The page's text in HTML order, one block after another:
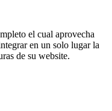
el cual aprovecha
en un solo lugar la
de su website.